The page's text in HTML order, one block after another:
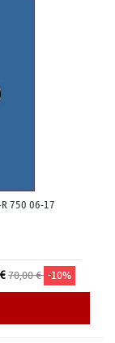
R 750 06-17
70,00 € -10%